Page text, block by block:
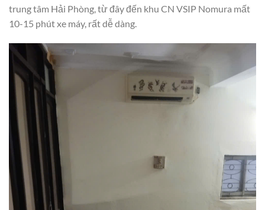
trung tâm Hải Phòng, từ đây đến khu CN VSIP Nomura mất
10-15 phút xe máy, rất dễ dàng.